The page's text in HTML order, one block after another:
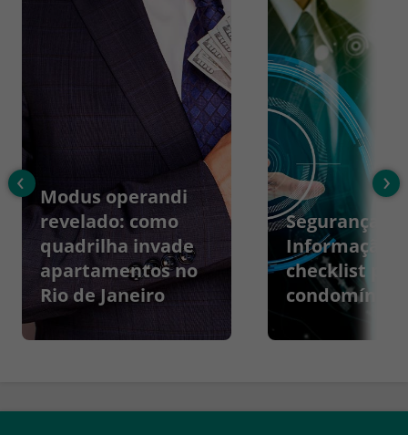
Modus operandi
revelado: como
quadrilha invade
apartamentos no
Rio de Janeiro
Segurança da
Informação:
checklist
condomínios
‹ ›